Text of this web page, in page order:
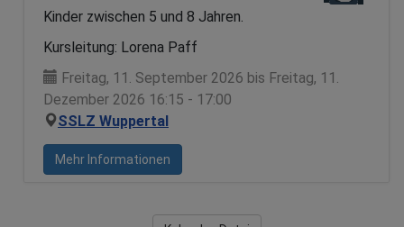
Kinder zwischen 5 und 8 Jahren.
Kursleitung: Lorena Paff
Freitag, 11. September 2026 bis Freitag, 11.
Dezember 2026 16:15 - 17:00
SSLZ Wuppertal
Mehr Informationen